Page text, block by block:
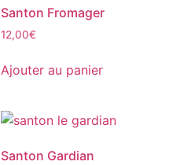
Santon Fromager
12,00€
Ajouter au panier
Santon Gardian